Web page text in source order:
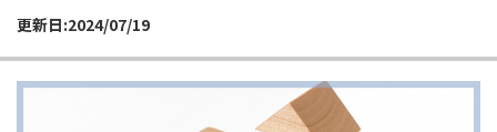
更新日:2024/07/19